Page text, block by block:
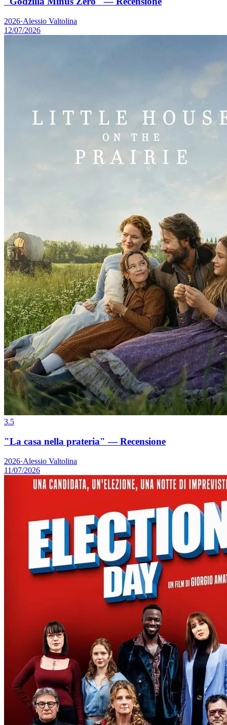
2026·Alessio Valtolina
12/07/2026
3.5
"La casa nella prateria" — Recensione
2026·Alessio Valtolina
11/07/2026